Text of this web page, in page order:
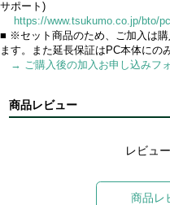
サポート)
https://www.tsukumo.co.jp/bto/
■ ※セット商品のため、ご加入は
ます。また延長保証はPC本体にの
→ ご購入後の加入お申し込みフ
商品レビュー
レビュ
商品レ